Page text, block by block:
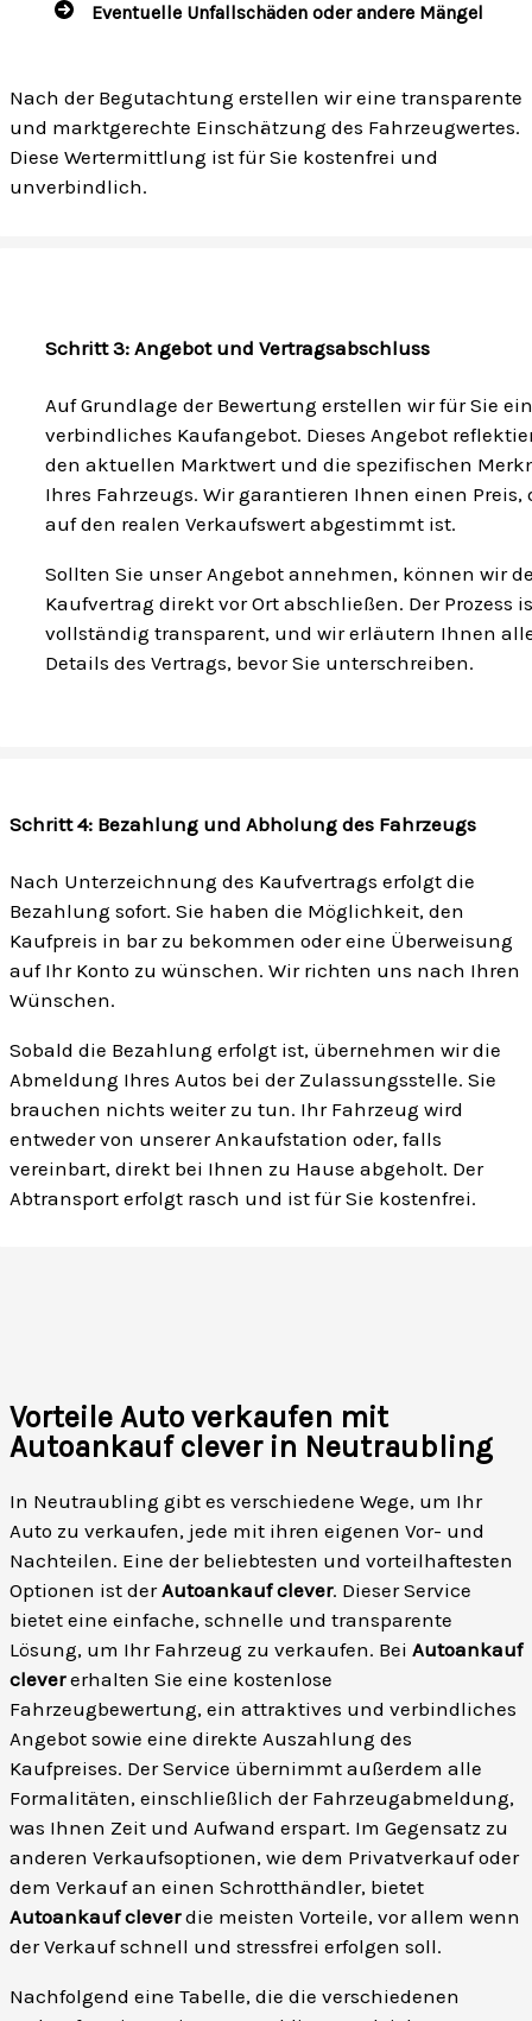
Eventuelle Unfallschäden oder andere Mängel
Nach der Begutachtung erstellen wir eine transparente
und marktgerechte Einschätzung des Fahrzeugwertes.
Diese Wertermittlung ist für Sie kostenfrei und
unverbindlich.
Schritt 3: Angebot und Vertragsabschluss
Auf Grundlage der Bewertung erstellen wir für Sie ein
verbindliches Kaufangebot. Dieses Angebot
den aktuellen Marktwert und die spezifischen
Ihres Fahrzeugs. Wir garantieren Ihnen einen Preis,
auf den realen Verkaufswert abgestimmt ist.
Sollten Sie unser Angebot annehmen, können wir
Kaufvertrag direkt vor Ort abschließen. Der Prozess
vollständig transparent, und wir erläutern Ihnen
Details des Vertrags, bevor Sie unterschreiben.
Schritt 4: Bezahlung und Abholung des Fahrzeugs
Nach Unterzeichnung des Kaufvertrags erfolgt die
Bezahlung sofort. Sie haben die Möglichkeit, den
Kaufpreis in bar zu bekommen oder eine Überweisung
auf Ihr Konto zu wünschen. Wir richten uns nach Ihren
Wünschen.
Sobald die Bezahlung erfolgt ist, übernehmen wir die
Abmeldung Ihres Autos bei der Zulassungsstelle. Sie
brauchen nichts weiter zu tun. Ihr Fahrzeug wird
entweder von unserer Ankaufstation oder, falls
vereinbart, direkt bei Ihnen zu Hause abgeholt. Der
Abtransport erfolgt rasch und ist für Sie kostenfrei.
Vorteile Auto verkaufen mit
Autoankauf clever in Neutraubling
In Neutraubling gibt es verschiedene Wege, um Ihr
Auto zu verkaufen, jede mit ihren eigenen Vor- und
Nachteilen. Eine der beliebtesten und vorteilhaftesten
Optionen ist derAutoankauf clever. Dieser Service
bietet eine einfache, schnelle und transparente
Lösung, um Ihr Fahrzeug zu verkaufen. Bei Autoankauf
clevererhalten Sie eine kostenlose
Fahrzeugbewertung, ein attraktives und verbindliches
Angebot sowie eine direkte Auszahlung des
Kaufpreises. Der Service übernimmt außerdem alle
Formalitäten, einschließlich der Fahrzeugabmeldung,
was Ihnen Zeit und Aufwand erspart. Im Gegensatz zu
anderen Verkaufsoptionen, wie dem Privatverkauf oder
dem Verkauf an einen Schrotthändler, bietet
Autoankauf cleverdie meisten Vorteile, vor allem wenn
der Verkauf schnell und stressfrei erfolgen soll.
Nachfolgend eine Tabelle, die die verschiedenen